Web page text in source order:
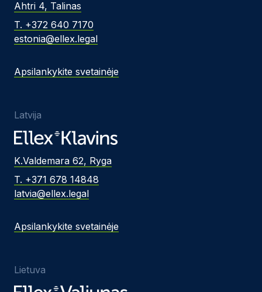
Ahtri 4, Talinas
T. +372 640 7170
estonia@ellex.legal
Apsilankykite svetainėje
Latvija
K.Valdemara 62, Ryga
T. +371 678 14848
latvia@ellex.legal
Apsilankykite svetainėje
Lietuva